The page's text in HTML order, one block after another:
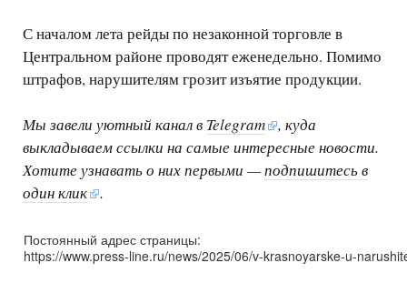
С началом лета рейды по незаконной торговле в
Центральном районе проводят еженедельно. Помимо
штрафов, нарушителям грозит изъятие продукции.
Мы завели уютный канал в Telegram
, куда
выкладываем ссылки на самые интересные новости.
Хотите узнавать о них первыми —подпишитесь в
один клик
.
Постоянный адрес страницы:
https://www.press-line.ru/news/2025/06/v-krasnoyarske-u-